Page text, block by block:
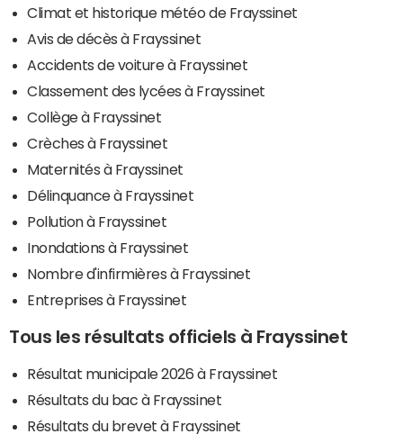
Climat et historique météo de Frayssinet
Avis de décès à Frayssinet
Accidents de voiture à Frayssinet
Classement des lycées à Frayssinet
Collège à Frayssinet
Crèches à Frayssinet
Maternités à Frayssinet
Délinquance à Frayssinet
Pollution à Frayssinet
Inondations à Frayssinet
Nombre d'infirmières à Frayssinet
Entreprises à Frayssinet
Tous les résultats officiels à Frayssinet
Résultat municipale 2026 à Frayssinet
Résultats du bac à Frayssinet
Résultats du brevet à Frayssinet